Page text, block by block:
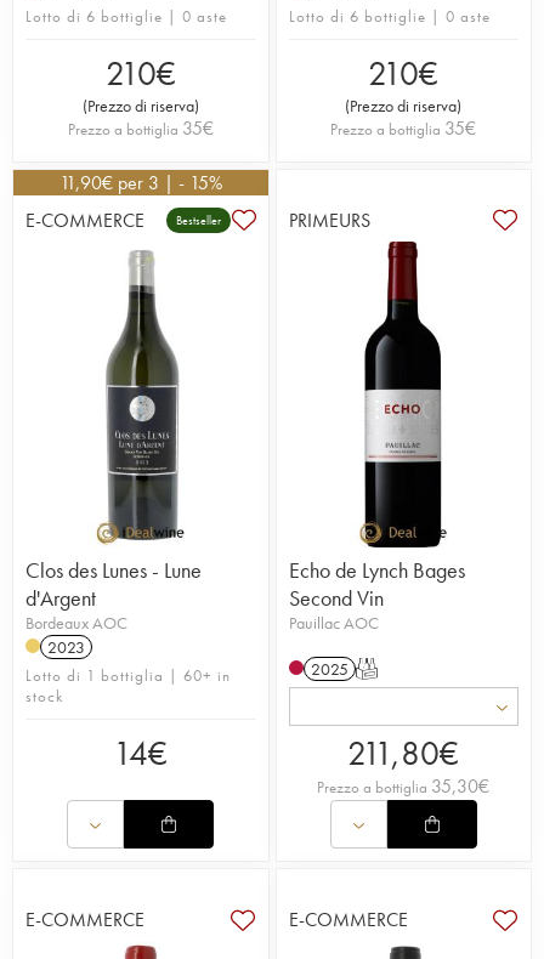
Lotto di 6 bottiglie | 0 aste
210€
(Prezzo di riserva)
Prezzo a bottiglia 35€
Lotto di 6 bottiglie | 0 aste
210€
(Prezzo di riserva)
Prezzo a bottiglia 35€
11,90€ per 3 | - 15%
E-COMMERCE
Bestseller
Clos des Lunes - Lune
d'Argent
Bordeaux AOC
2023
Lotto di 1 bottiglia | 60+ in
stock
14€
PRIMEURS
Echo de Lynch Bages
Second Vin
Pauillac AOC
2025 T
211,80€
Prezzo a bottiglia 35,30€
E-COMMERCE E-COMMERCE